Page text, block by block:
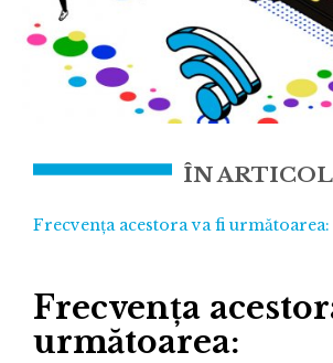
ÎN ARTICOL
Frecvența acestora va fi următoarea:
Frecvența
următoarea: